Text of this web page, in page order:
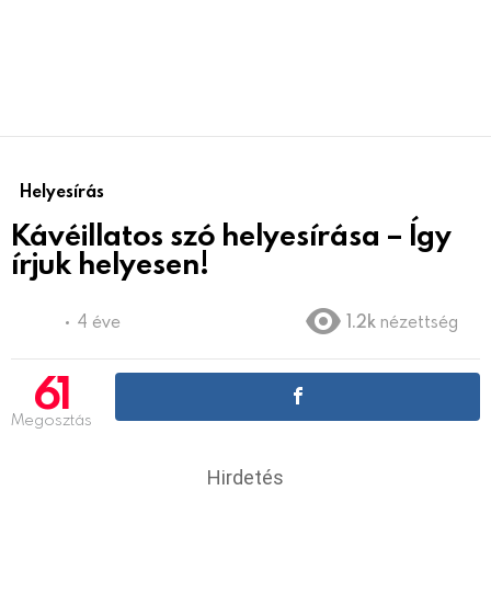
Helyesírás
Kávéillatos szó helyesírása – Így
írjuk helyesen!
4 éve 1.2k nézettség
61
Megosztás
Hirdetés